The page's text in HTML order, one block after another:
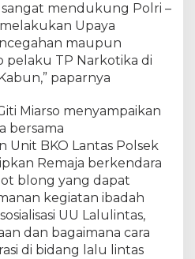
mendukung Polri –
Upaya
maupun
pelaku TP Narkotika di
paparnya
Miarso menyampaikan
bersama
Unit BKO Lantas Polsek
Remaja berkendara
blong yang dapat
kegiatan ibadah
UU Lalulintas,
dan bagaimana cara
di bidang lalu lintas